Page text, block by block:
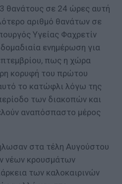
θανάτους σε 24 ώρες αυτή
αριθμό θανάτων σε
Υγείας Φαχρετίν
ενημέρωση για
πως η χώρα
κορυφή του πρώτου
το κατώφλι λόγω της
των διακοπών και
αναπόσπαστο μέρος
στα τέλη Αυγούστου
νέων κρουσμάτων
των καλοκαιρινών